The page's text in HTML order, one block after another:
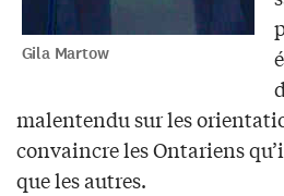
Gila Martow
malentendu sur les
convaincre les Ontariens
que les autres.